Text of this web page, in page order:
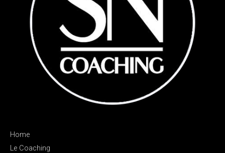
Home
Le Coaching